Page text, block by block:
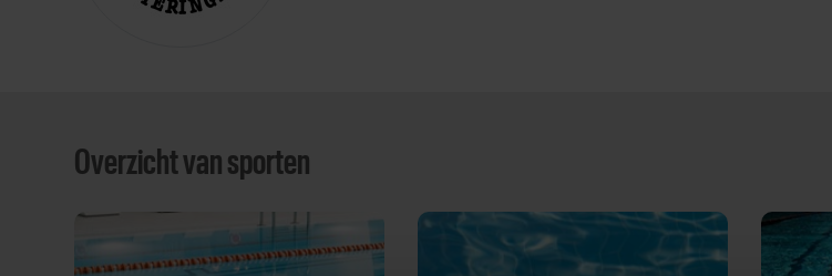
Overzicht van sporten